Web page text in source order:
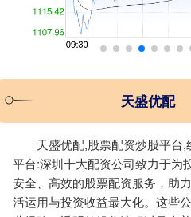
天盛优配
天盛优配,股票配资炒股平台
平台:深圳十大配资公司致力于为
安全、高效的股票配资服务，助
活运用与投资收益最大化。这些